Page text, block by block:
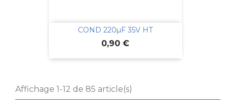
COND 220µF 35V HT
Prix
0,90 €
Affichage 1-12 de 85 article(s)